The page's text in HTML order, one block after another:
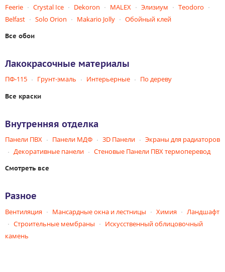
Feerie
Crystal Ice Dekoron MALEX Элизиум
Teodoro
Belfast
Solo Orion Makario Jolly Обойный клей
Все обои
Лакокрасочные материалы
ПФ-115 Грунт-эмаль Интерьерные По дереву
Все краски
Внутренняя отделка
Панели ПВХ Панели МДФ 3D Панели
Экраны для радиаторов
Декоративные панели
Стеновые Панели ПВХ термоперевод
Смотреть все
Разное
Вентиляция Мансардные окна и лестницы Химия
Ландшафт
Строительные мембраны
Искусственный облицовочный
камень